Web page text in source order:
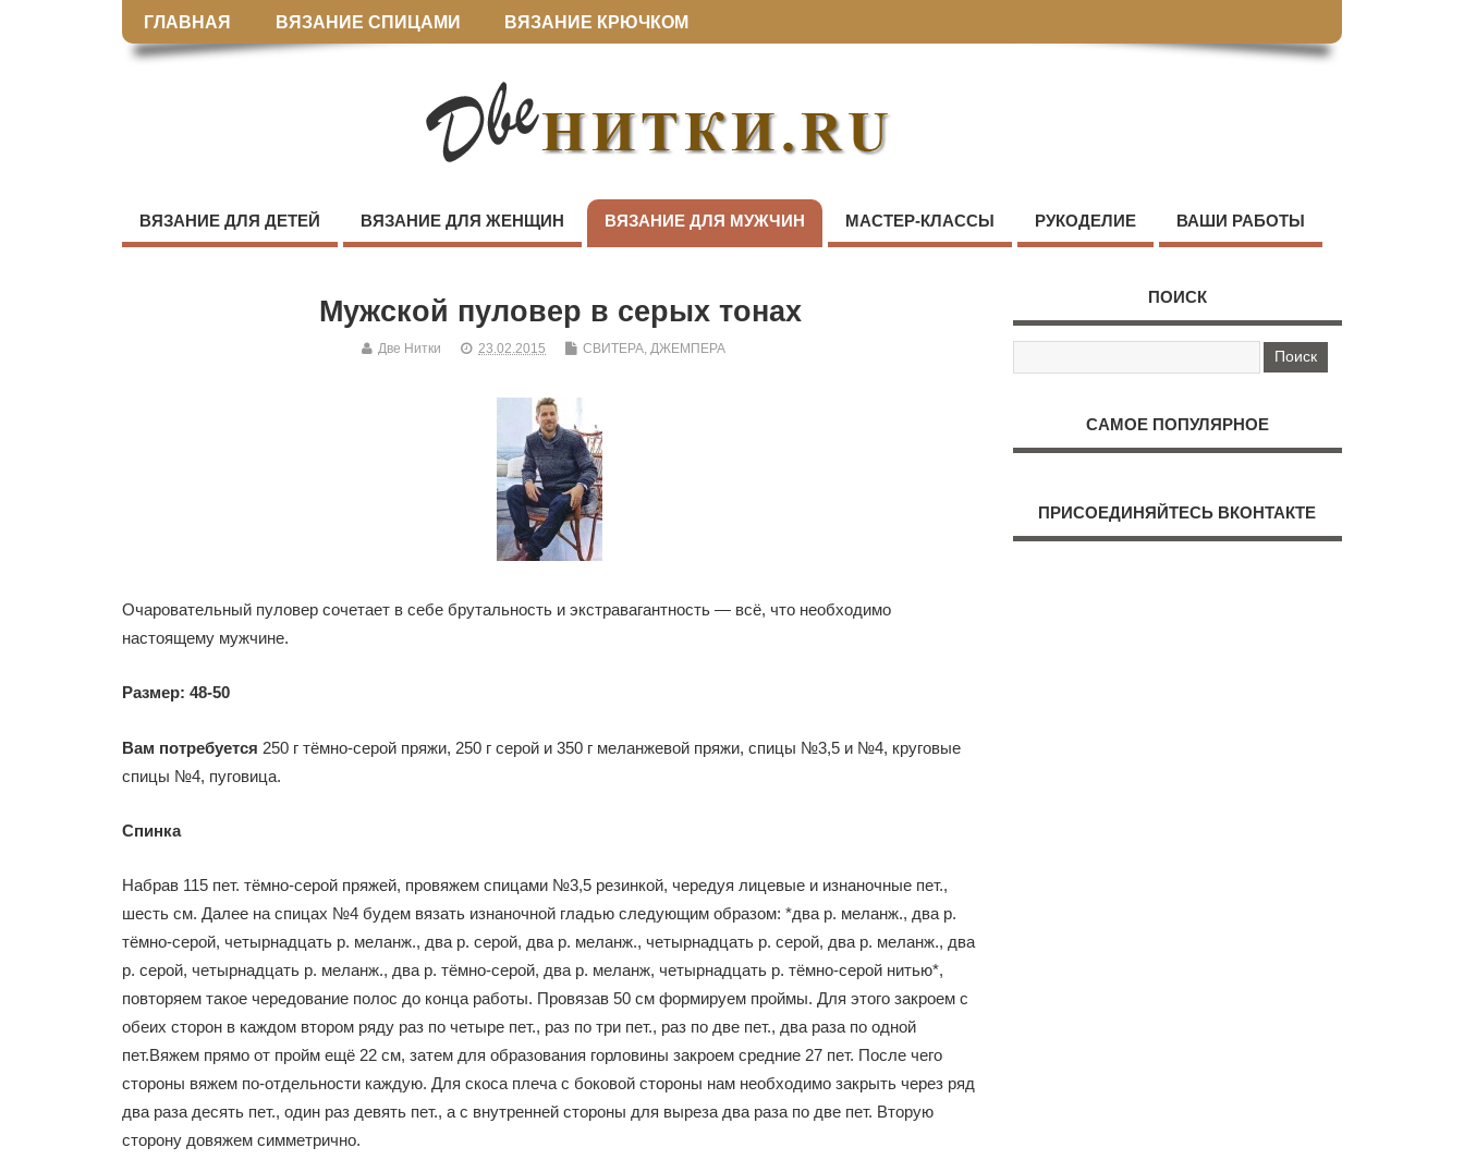
ГЛАВНАЯ ВЯЗАНИЕ СПИЦАМИ ВЯЗАНИЕ КРЮЧКОМ
ВЯЗАНИЕ ДЛЯ ДЕТЕЙ ВЯЗАНИЕ ДЛЯ ЖЕНЩИН ВЯЗАНИЕ ДЛЯ МУЖЧИН МАСТЕР-КЛАССЫ РУКОДЕЛИЕ ВАШИ РАБОТЫ
Мужской пуловер в серых тонах
Две Нитки 23.02.2015 СВИТЕРА, ДЖЕМПЕРА
Очаровательный пуловер сочетает в себе брутальность и экстравагантность — всё, что необходимо
настоящему мужчине.
Размер: 48-50
Вам потребуется 250 г тёмно-серой пряжи, 250 г серой и 350 г меланжевой пряжи, спицы №3,5 и №4, круговые
спицы №4, пуговица.
Спинка
Набрав 115 пет. тёмно-серой пряжей, провяжем спицами №3,5 резинкой, чередуя лицевые и изнаночные пет.,
шесть см. Далее на спицах №4 будем вязать изнаночной гладью следующим образом: *два р. меланж., два р.
тёмно-серой, четырнадцать р. меланж., два р. серой, два р. меланж., четырнадцать р. серой, два р. меланж., два
р. серой, четырнадцать р. меланж., два р. тёмно-серой, два р. меланж, четырнадцать р. тёмно-серой нитью*,
повторяем такое чередование полос до конца работы. Провязав 50 см формируем проймы. Для этого закроем с
обеих сторон в каждом втором ряду раз по четыре пет., раз по три пет., раз по две пет., два раза по одной
пет.Вяжем прямо от пройм ещё 22 см, затем для образования горловины закроем средние 27 пет. После чего
стороны вяжем по-отдельности каждую. Для скоса плеча с боковой стороны нам необходимо закрыть через ряд
два раза десять пет., один раз девять пет., а с внутренней стороны для выреза два раза по две пет. Вторую
сторону довяжем симметрично.
ПОИСК
САМОЕ ПОПУЛЯРНОЕ
ПРИСОЕДИНЯЙТЕСЬ ВКОНТАКТЕ